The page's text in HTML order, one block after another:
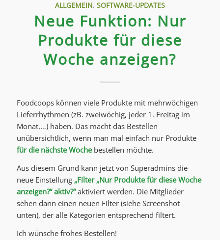
ALLGEMEIN, SOFTWARE-UPDATES
Neue Funktion: Nur
Produkte für diese
Woche anzeigen?
Foodcoops können viele Produkte mit mehrwöchigen
Lieferrhythmen (zB. zweiwöchig, jeder 1. Freitag im
Monat,…) haben. Das macht das Bestellen
unübersichtlich, wenn man mal einfach nur Produkte
für die nächste Wochebestellen möchte.
Aus diesem Grund kann jetzt von Superadmins die
neue Einstellung „Filter „Nur Produkte für diese Woche
anzeigen?“ aktiv?“aktiviert werden. Die Mitglieder
sehen dann einen neuen Filter (siehe Screenshot
unten), der alle Kategorien entsprechend filtert.
Ich wünsche frohes Bestellen!